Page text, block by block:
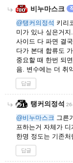
비누마스크
@탱커의정석 키리
미가 있나 싶은거지.
사이드 다 파면 결
다가 본대 합류도
중요할 때 한번 되
음. 변수에는 더 취
답글
탱커의정석
@비누마스크 그른
프하는거 자체가
한명 정도는 기존
답글